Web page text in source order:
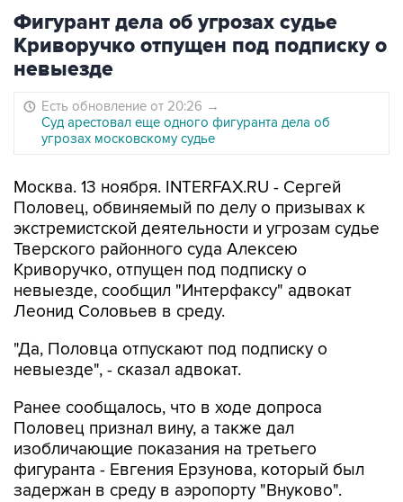
Фигурант дела об угрозах судье
Криворучко отпущен под подписку о
невыезде
Есть обновление от 20:26 →
Суд арестовал еще одного фигуранта дела об
угрозах московскому судье
Москва. 13 ноября. INTERFAX.RU - Сергей
Половец, обвиняемый по делу о призывах к
экстремистской деятельности и угрозам судье
Тверского районного суда Алексею
Криворучко, отпущен под подписку о
невыезде, сообщил "Интерфаксу" адвокат
Леонид Соловьев в среду.
"Да, Половца отпускают под подписку о
невыезде", - сказал адвокат.
Ранее сообщалось, что в ходе допроса
Половец признал вину, а также дал
изобличающие показания на третьего
фигуранта - Евгения Ерзунова, который был
задержан в среду в аэропорту "Внуково".